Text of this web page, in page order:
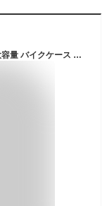
HI-LINEバイクリアボックス トップケース 45L 大容量 バイクケース バイクボックス IP68防水 防塵 キーロック可能 防犯対策 耐衝撃 四角 取付ベース付 バックレスト付き カラーフル 簡単着脱 汎用 オシャレ ツーリング/キャンプ/通勤/出前 ABS製